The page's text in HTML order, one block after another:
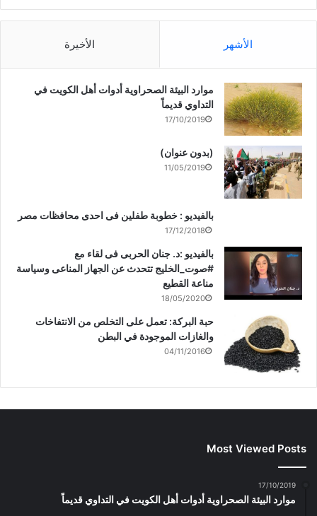
الأشهر الأخيرة
موارد البيئة الصحراوية أدوات أهل الكويت في
التداوي قديماً
17/10/2019
(بدون عنوان)
11/05/2019
بالفيديو : خطوبة طفلين فى احدى محافظات مصر
17/12/2018
بالفيديو :د. جنان الحربى فى لقاء مع
#صوت_الخليج تتحدث عن الجهاز المناعى وسياسة
مناعة القطيع
18/05/2020
حبة البركة: تعمل على التخلص من الانتفاخات
والغازات الموجودة في البطن
04/11/2016
Most Viewed Posts
17/10/2019
موارد البيئة الصحراوية أدوات أهل الكويت في التداوي قديماً